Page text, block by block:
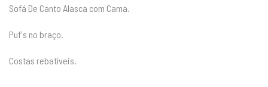
Sofá De Canto Alasca com Cama.
Puf´s no braço.
Costas rebatíveis.